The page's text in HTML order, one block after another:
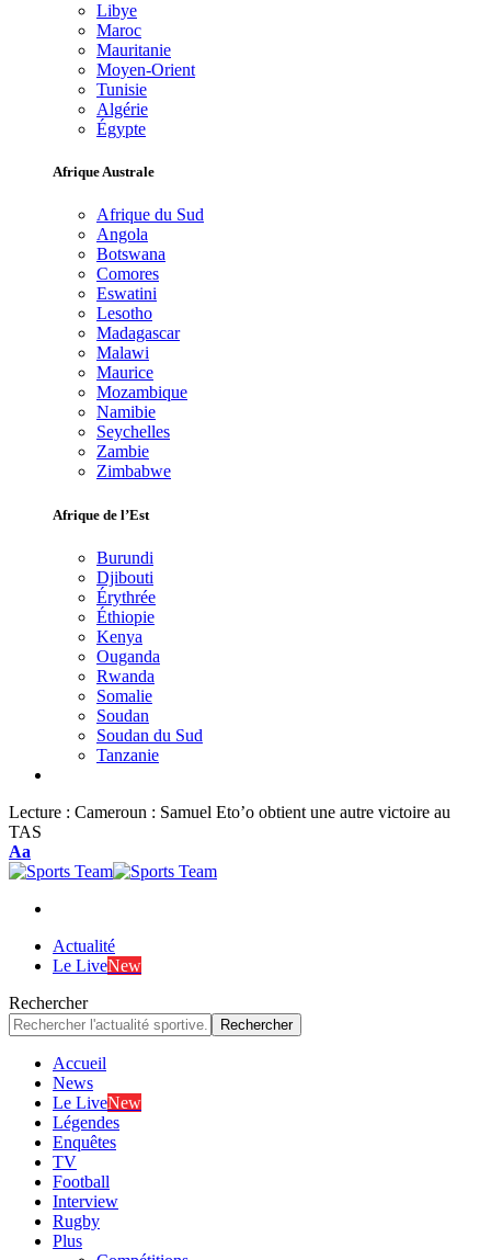
Libye
Maroc
Mauritanie
Moyen-Orient
Tunisie
Algérie
Égypte
Afrique Australe
Afrique du Sud
Angola
Botswana
Comores
Eswatini
Lesotho
Madagascar
Malawi
Maurice
Mozambique
Namibie
Seychelles
Zambie
Zimbabwe
Afrique de l’Est
Burundi
Djibouti
Érythrée
Éthiopie
Kenya
Ouganda
Rwanda
Somalie
Soudan
Soudan du Sud
Tanzanie
Lecture : Cameroun : Samuel Eto’o obtient une autre victoire au
TAS
Font
Resizer
Aa
Actualité
Le LiveNew
Rechercher
Accueil
News
Le LiveNew
Légendes
Enquêtes
TV
Football
Interview
Rugby
Plus